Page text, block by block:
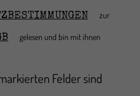
zur
gelesen und bin mit ihnen
Felder sind